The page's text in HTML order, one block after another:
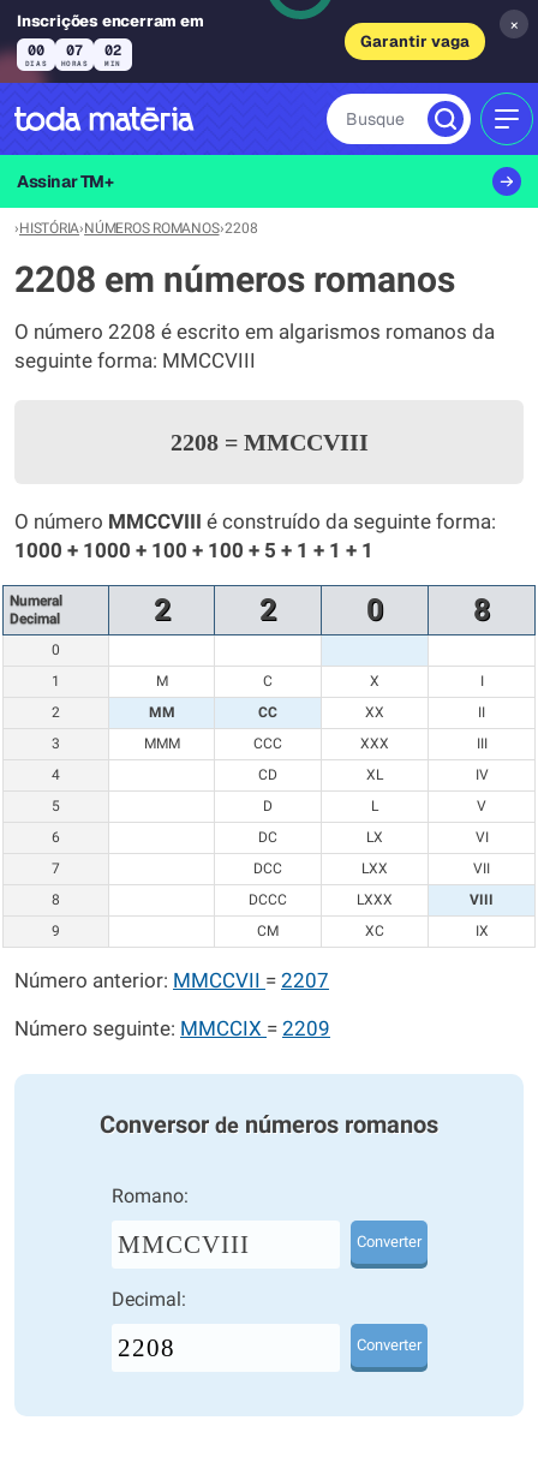
Inscrições encerram em
00
DIAS
07
HORAS
02
MIN
Garantir vaga
×
Busque
Assinar TM+
›HISTÓRIA›NÚMEROS ROMANOS›2208
2208 em números romanos
O número 2208 é escrito em algarismos romanos da
seguinte forma: MMCCVIII
2208 =MMCCVIII
O número MMCCVIII é construído da seguinte forma:
1000 + 1000 + 100 + 100 + 5 + 1 + 1 + 1
Numeral
Decimal
2 2 0 8
0
1
M C X
I
2
MM CC XX
II
3
MMM CCC XXX
III
4
CD XL
IV
5
D L
V
6
DC LX
VI
7
DCC LXX
VII
8
DCCC LXXX
VIII
9
CM XC IX
Número anterior: MMCCVII = 2207
Número seguinte: MMCCIX = 2209
Conversor de números romanos
Romano:
MMCCVIII Converter
Decimal:
Converter